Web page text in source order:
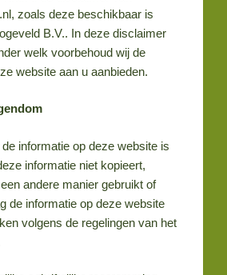
zoals deze beschikbaar is
B.V.. In deze disclaimer
welk voorbehoud wij de
website aan u aanbieden.
informatie op deze website is
informatie niet kopieert,
andere manier gebruikt of
de informatie op deze website
volgens de regelingen van het